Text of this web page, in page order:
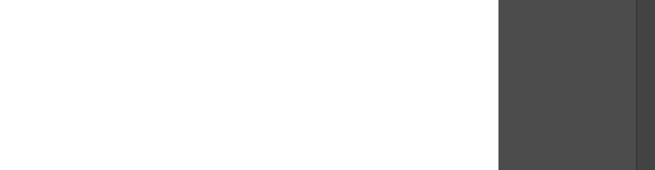
vous avez également cette solution qui permet